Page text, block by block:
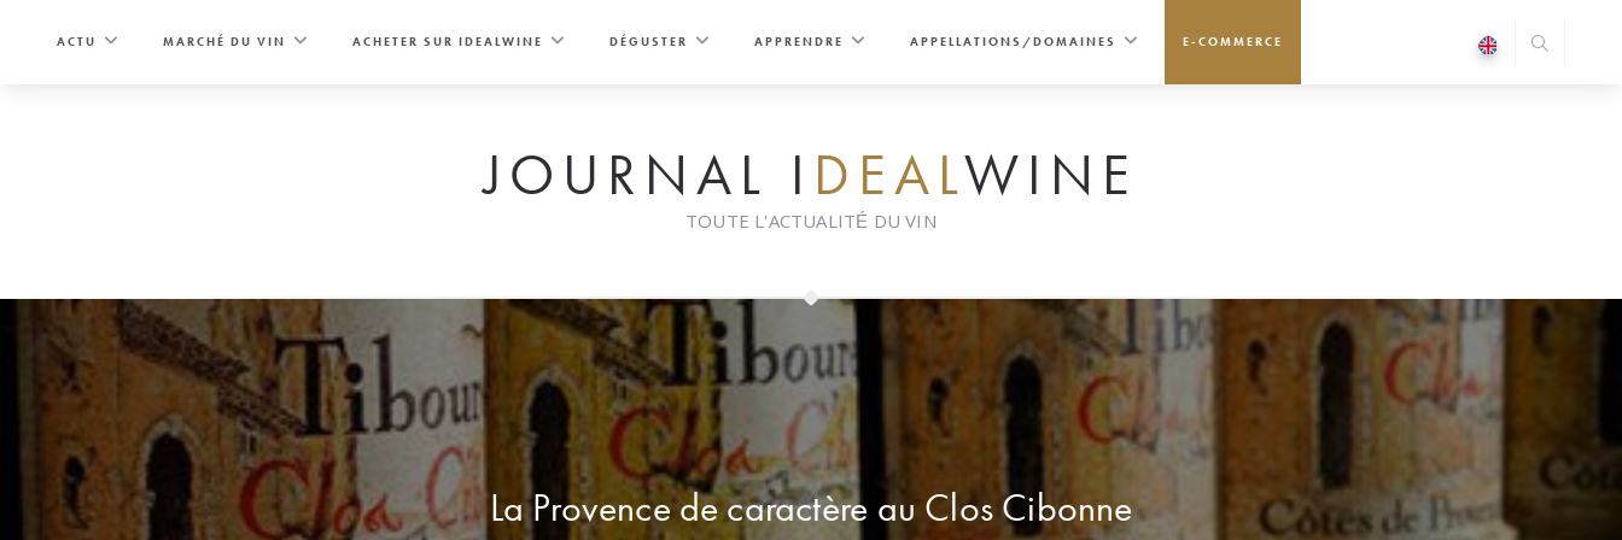
ACTU MARCHÉ DU VIN ACHETER SUR IDEALWINE DÉGUSTER APPRENDRE APPELLATIONS/DOMAINES E-COMMERCE
JOURNAL I DEALWINE
TOUTE L'ACTUALITÉ DU VIN
La Provence de caractère au Clos Cibonne